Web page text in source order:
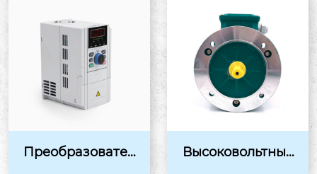
Преобразовател
Высоковольтные